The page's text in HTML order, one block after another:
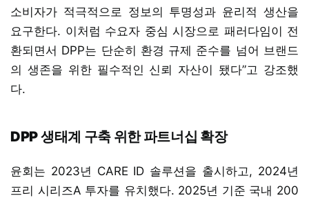
소비자가 적극적으로 정보의 투명성과 윤리적 생산을
요구한다. 이처럼 수요자 중심 시장으로 패러다임이 전
환되면서 DPP는 단순히 환경 규제 준수를 넘어 브랜드
의 생존을 위한 필수적인 신뢰 자산이 됐다”고 강조했
다.
DPP 생태계 구축 위한 파트너십 확장
윤회는 2023년 CARE ID 솔루션을 출시하고, 2024년
프리 시리즈A 투자를 유치했다. 2025년 기준 국내 200